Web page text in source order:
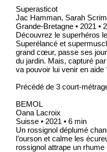
Superasticot
Jac Hamman, Sarah
Grande-Bretagne • 2021 •
Découvrez le superhéros
Superélancé et
grand cœur, passe ses
du jardin. Mais, capturé
va pouvoir lui venir en aide
Précédé de 3 court-
BEMOL
Oana Lacroix
Suisse • 2021 • 6 min
Un rossignol déplumé
l’ourson et calme les
rossignol attrape un